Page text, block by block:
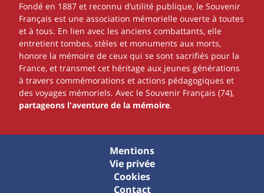
Fondé en 1887 et reconnu d’utilité publique, le Souvenir
Français est une association mémorielle ouverte à toutes
et à tous. En lien avec les anciens combattants, elle
entretient tombes, stèles et monuments aux morts,
honore la mémoire de ceux qui se sont sacrifiés pour la
France, et transmet cet héritage aux jeunes générations
à travers commémorations et actions pédagogiques et
des voyages mémoriels. Avec le Souvenir Français (74),
partageons l'aventure de la mémoire.
Mentions
Vie privée
Cookies
Contact